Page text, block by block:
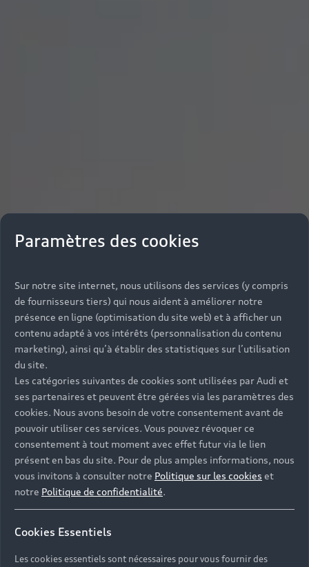
Paramètres des cookies
Sur notre site internet, nous utilisons des services (y compris
de fournisseurs tiers) qui nous aident à améliorer notre
présence en ligne (optimisation du site web) et à afficher un
contenu adapté à vos intérêts (personnalisation du contenu
marketing), ainsi qu’à établir des statistiques sur l’utilisation
du site.
Les catégories suivantes de cookies sont utilisées par Audi et
ses partenaires et peuvent être gérées via les paramètres des
cookies. Nous avons besoin de votre consentement avant de
pouvoir utiliser ces services. Vous pouvez révoquer ce
consentement à tout moment avec effet futur via le lien
présent en bas du site. Pour de plus amples informations, nous
vous invitons à consulter notre Politique sur les cookies et
notre Politique de confidentialité.
Cookies Essentiels
Les cookies essentiels sont nécessaires pour vous fournir des